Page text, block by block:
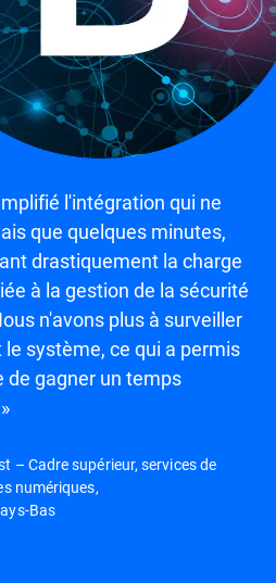
l'intégration qui ne
que quelques minutes,
drastiquement la charge
à la gestion de la sécurité
n'avons plus à surveiller
système, ce qui a permis
de gagner un temps
– Cadre supérieur, services de
numériques,
Bas